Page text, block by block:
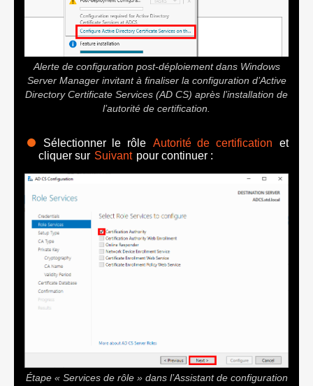
Alerte de configuration post-déploiement dans Windows
Server Manager invitant à finaliser la configuration d’Active
Directory Certificate Services (AD CS) après l’installation de
l’autorité de certification.
Sélectionner le rôle Autorité de certification
et
cliquer sur Suivant pour continuer :
Étape « Services de rôle » dans l’Assistant de configuration